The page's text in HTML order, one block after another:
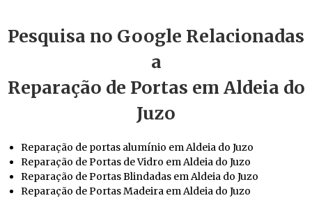
Pesquisa no Google Relacionadas
a
Reparação de Portas em Aldeia do
Juzo
Reparação de portas alumínio em Aldeia do Juzo
Reparação de Portas de Vidro em Aldeia do Juzo
Reparação de Portas Blindadas em Aldeia do Juzo
Reparação de Portas Madeira em Aldeia do Juzo